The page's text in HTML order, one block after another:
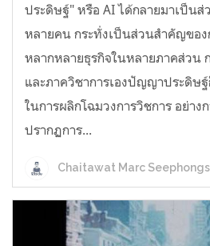
ประดิษฐ์" หรือ AI ได้กลายมาเป็น
หลายคน กระทั่งเป็นส่วนสำคัญของ
หลากหลายธุรกิจในหลายภาคส่วน
และภาควิชาการเองปัญญาประดิษ
ในการผลิกโฉมวงการวิชการ อย่า
ปรากฏการ...
Chaitawat Marc